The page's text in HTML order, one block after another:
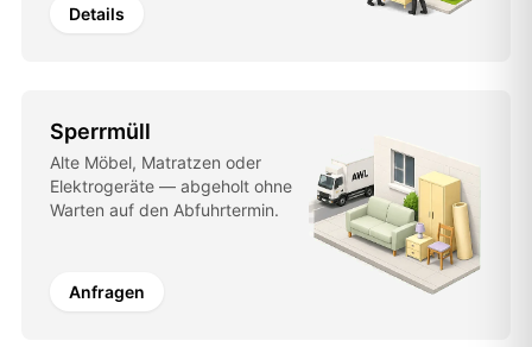
Details
Sperrmüll
Alte Möbel, Matratzen oder
Elektrogeräte — abgeholt ohne
Warten auf den Abfuhrtermin.
Anfragen